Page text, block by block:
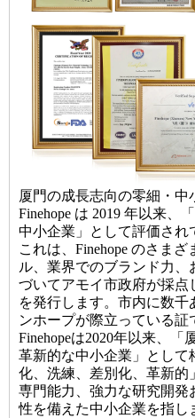
厦門の成長志向の零細・中
Finehope は 2019 年以来、
中小企業」として評価され
これは、Finehope のさま
ル、業界でのブランド力
づいてアモイ市政府が採
を発行します。市内に数千
ンホープが際立っている証
Finehopeは2020年以来、「
革新的な中小企業」として
化、洗練、差別化、革新的
専門能力、強力な研究開
性を備えた中小企業を指